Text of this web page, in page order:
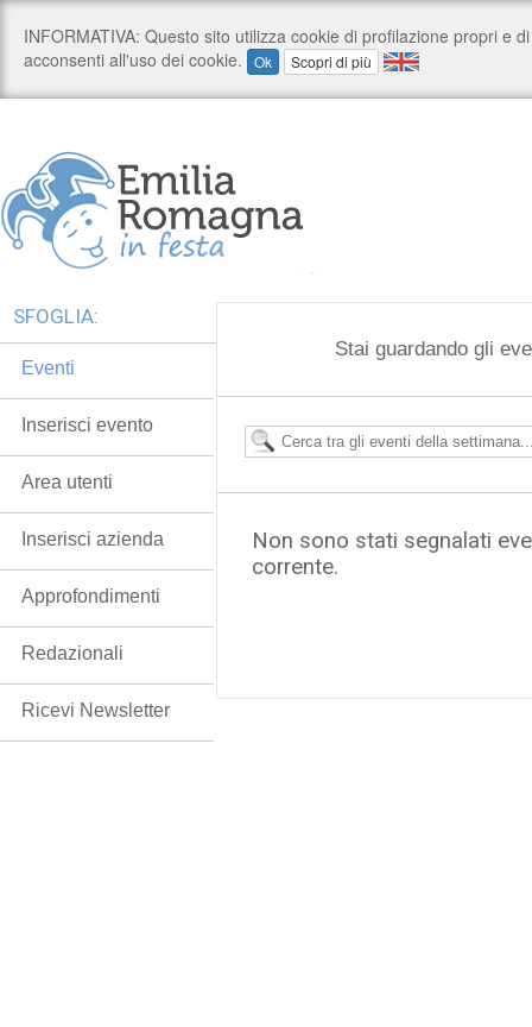
Stai guardando gli
Non sono stati segnalati
corrente.
SFOGLIA:
Eventi
Inserisci evento
Area utenti
Inserisci azienda
Approfondimenti
Redazionali
Ricevi Newsletter